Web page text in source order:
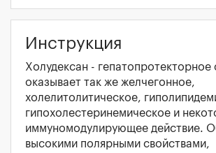
Инструкция
Холудексан - гепатопротекторное
оказывает так же желчегонное,
холелитолитическое,
гипохолестеринемическое и
иммуномодулирующее действие.
высокими полярными свойствами,